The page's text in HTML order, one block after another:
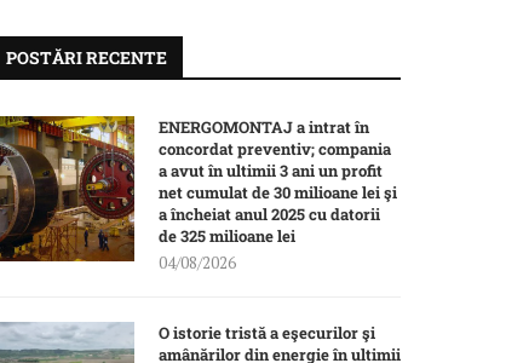
POSTĂRI RECENTE
ENERGOMONTAJ a intrat în
concordat preventiv; compania
a avut în ultimii 3 ani un profit
net cumulat de 30 milioane lei şi
a încheiat anul 2025 cu datorii
de 325 milioane lei
04/08/2026
O istorie tristă a eşecurilor şi
amânărilor din energie în ultimii